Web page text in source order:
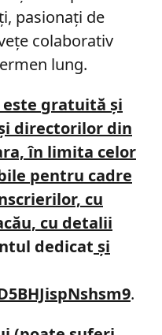
pasionaţi de
colaborativ
lung.
gratuită şi
directorilor din
în limita celor
pentru cadre
cu
cu detalii
dedicat şi
.